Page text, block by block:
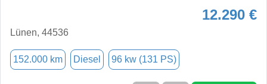
12.290 €
Lünen, 44536
152.000 km Diesel 96 kw (131 PS)